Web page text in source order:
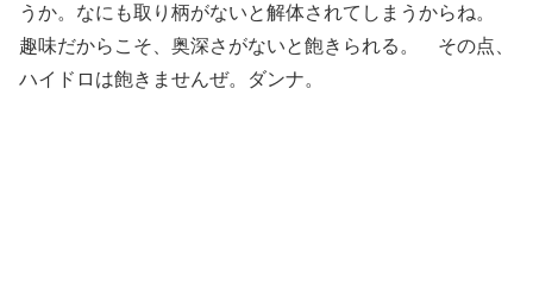
うか。なにも取り柄がないと解体されてしまうからね。
趣味だからこそ、奥深さがないと飽きられる。 その点、
ハイドロは飽きませんぜ。ダンナ。